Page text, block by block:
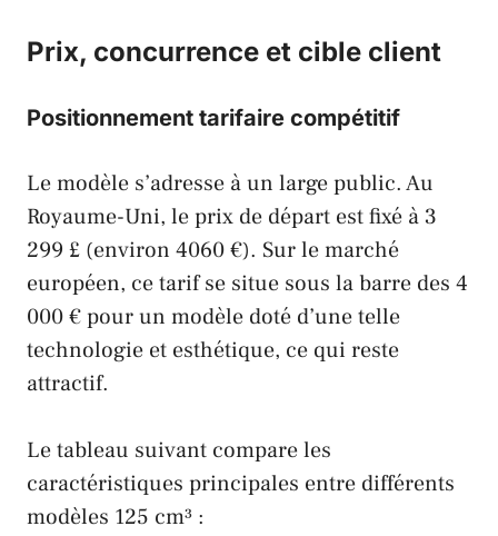
Prix, concurrence et cible client
Positionnement tarifaire compétitif
Le modèle s’adresse à un large public. Au
Royaume-Uni, le prix de départ est fixé à 3
299 £ (environ 4060 €). Sur le marché
européen, ce tarif se situe sous la barre des 4
000 € pour un modèle doté d’une telle
technologie et esthétique, ce qui reste
attractif.
Le tableau suivant compare les
caractéristiques principales entre différents
modèles 125 cm³ :